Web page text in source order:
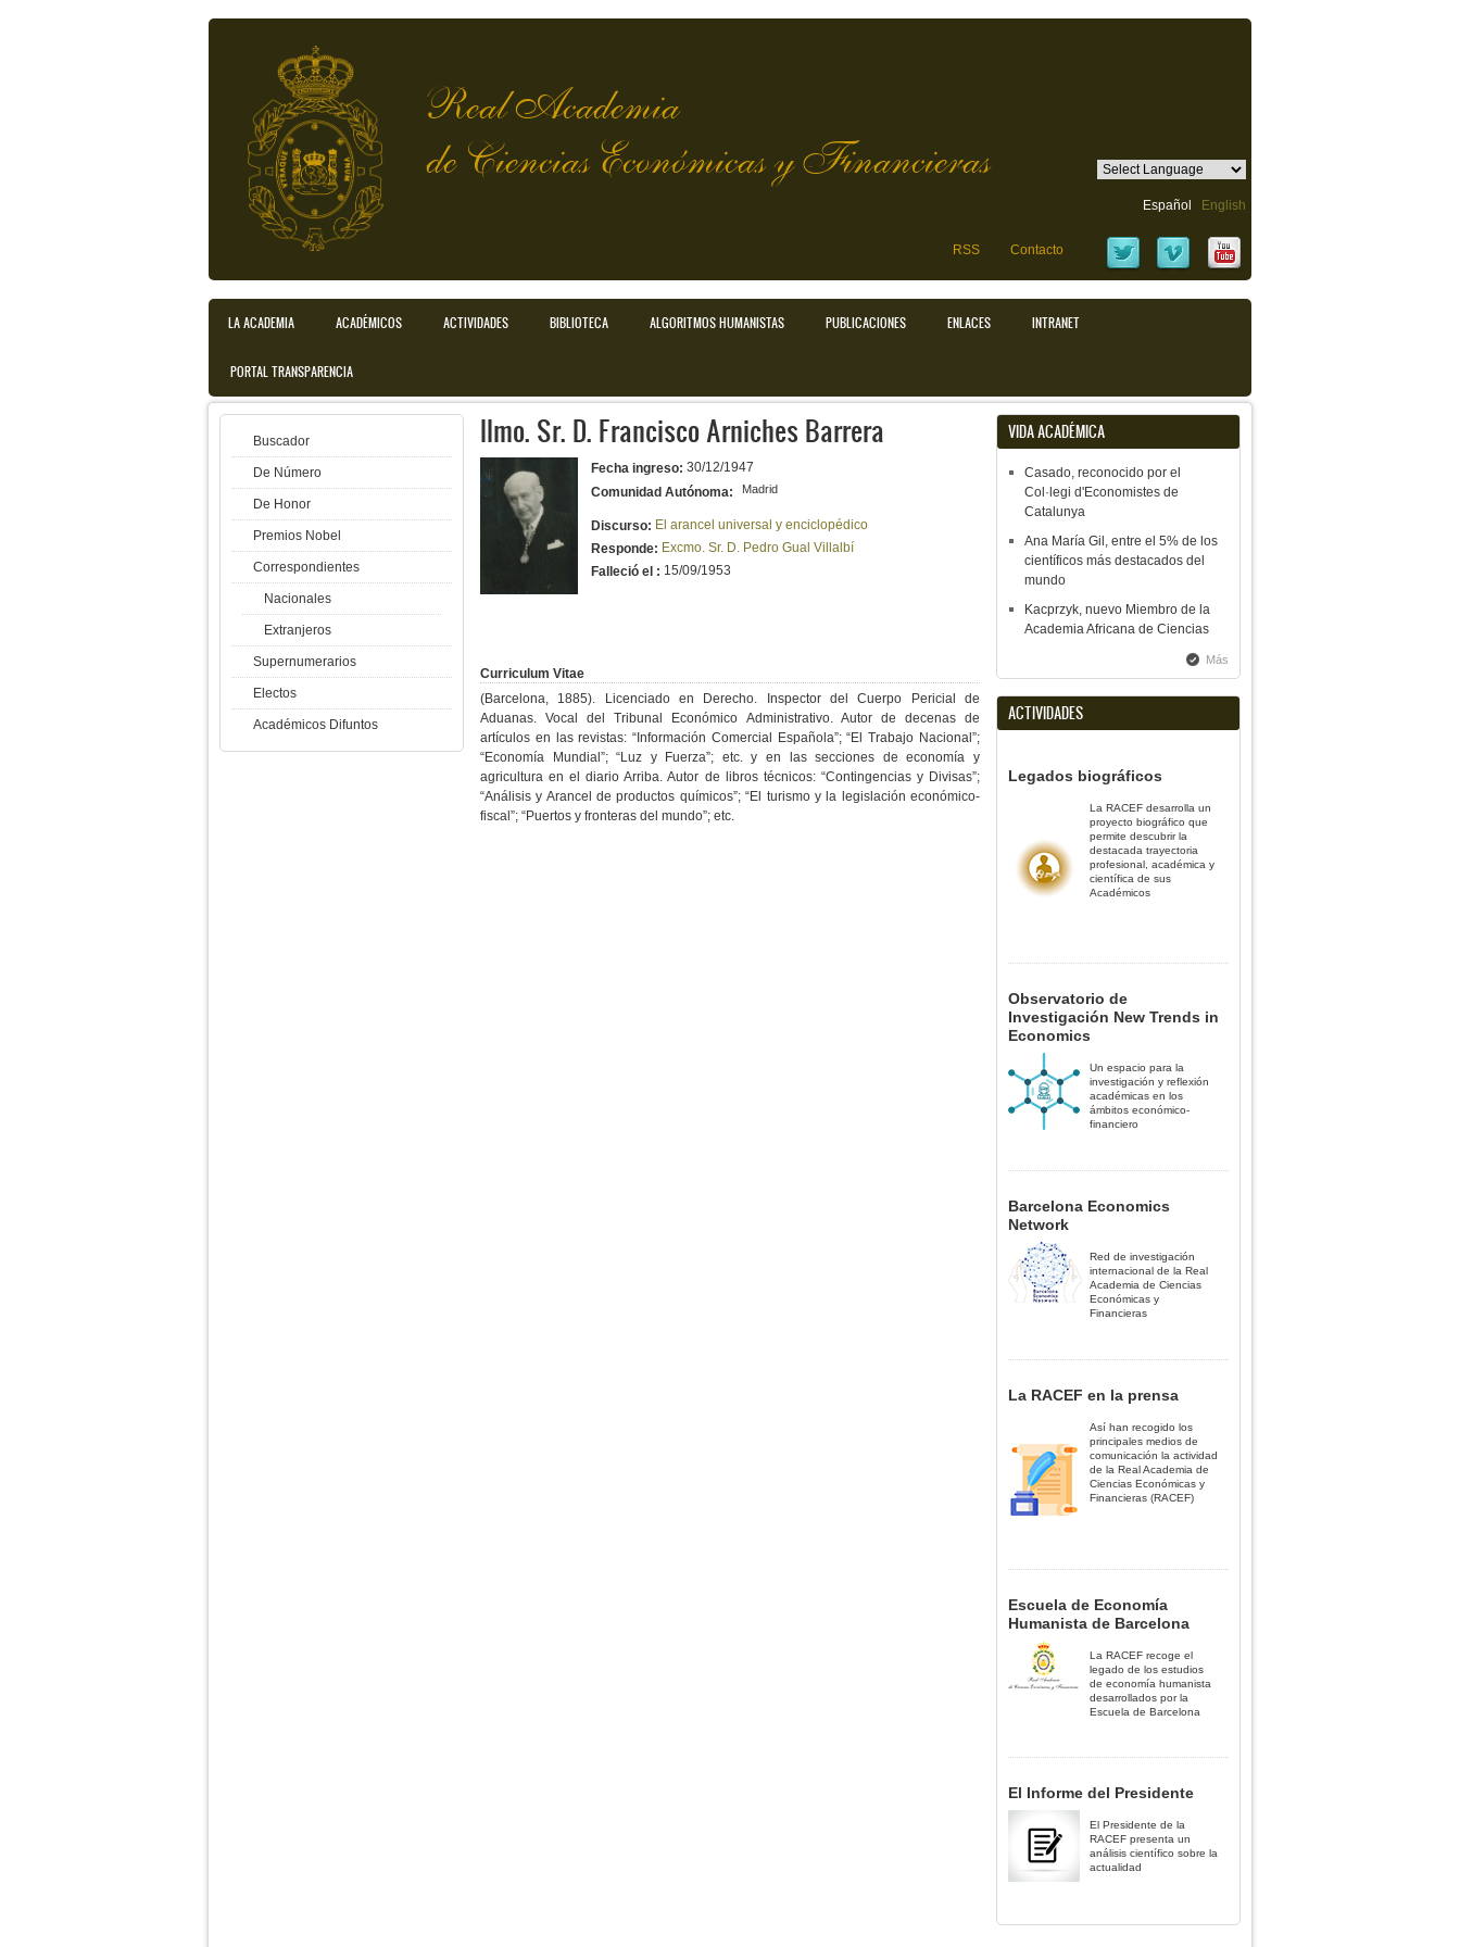
Real Academia
de Ciencias Económicas y Financieras
Español English
RSS Contacto
Menú principal
LA ACADEMIA ACADÉMICOS ACTIVIDADES BIBLIOTECA ALGORITMOS HUMANISTAS PUBLICACIONES ENLACES INTRANET
PORTAL TRANSPARENCIA
Ilmo. Sr. D. Francisco Arniches Barrera
Fecha ingreso: 30/12/1947
Comunidad Autónoma:
Madrid
Discurso: El arancel universal y enciclopédico
Responde: Excmo. Sr. D. Pedro Gual Villalbí
Falleció el : 15/09/1953
Curriculum Vitae
(Barcelona, 1885). Licenciado en Derecho. Inspector del Cuerpo Pericial de
Aduanas. Vocal del Tribunal Económico Administrativo. Autor de decenas de
artículos en las revistas: “Información Comercial Española”; “El Trabajo Nacional”;
“Economía Mundial”; “Luz y Fuerza”; etc. y en las secciones de economía y
agricultura en el diario Arriba. Autor de libros técnicos: “Contingencias y Divisas”;
“Análisis y Arancel de productos químicos”; “El turismo y la legislación económico-
fiscal”; “Puertos y fronteras del mundo”; etc.
Buscador
De Número
De Honor
Premios Nobel
Correspondientes
Nacionales
Extranjeros
Supernumerarios
Electos
Académicos Difuntos
VIDA ACADÉMICA
Casado, reconocido por el
Col·legi d'Economistes de
Catalunya
Ana María Gil, entre el 5% de los
científicos más destacados del
mundo
Kacprzyk, nuevo Miembro de la
Academia Africana de Ciencias
Más
ACTIVIDADES
Legados biográficos
La RACEF desarrolla un
proyecto biográfico que
permite descubrir la
destacada trayectoria
profesional, académica y
científica de sus
Académicos
Observatorio de
Investigación New Trends in
Economics
Un espacio para la
investigación y reflexión
académicas en los
ámbitos económico-
financiero
Barcelona Economics
Network
Red de investigación
internacional de la Real
Academia de Ciencias
Económicas y
Financieras
La RACEF en la prensa
Así han recogido los
principales medios de
comunicación la actividad
de la Real Academia de
Ciencias Económicas y
Financieras (RACEF)
Escuela de Economía
Humanista de Barcelona
La RACEF recoge el
legado de los estudios
de economía humanista
desarrollados por la
Escuela de Barcelona
El Informe del Presidente
El Presidente de la
RACEF presenta un
análisis científico sobre la
actualidad